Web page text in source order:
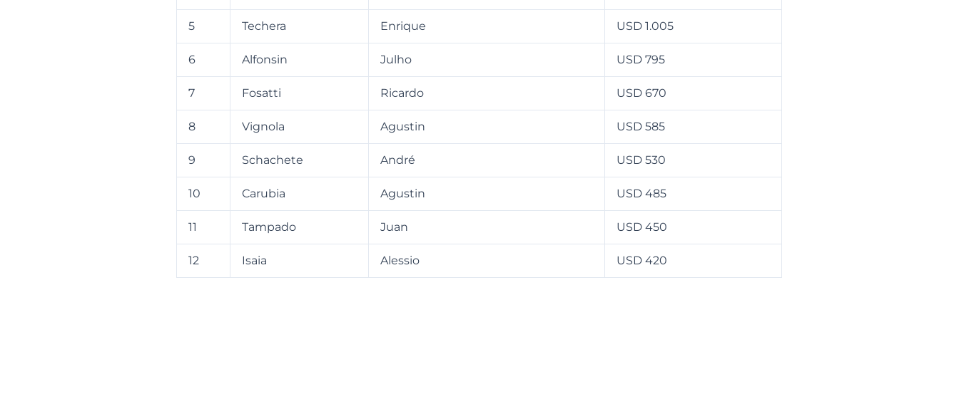
5 Techera Enrique USD 1.005
6 Alfonsin Julho USD 795
7 Fosatti Ricardo USD 670
8 Vignola Agustin USD 585
9 Schachete André USD 530
10 Carubia Agustin USD 485
11 Tampado Juan USD 450
12 Isaia Alessio USD 420